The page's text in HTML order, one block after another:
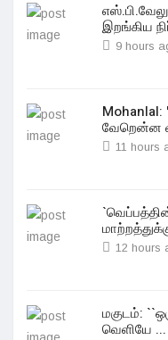
இறங்கிய
9 hours
வேறென்ன
11 hours
12 hours
மகுடம்:
வெளியே ...